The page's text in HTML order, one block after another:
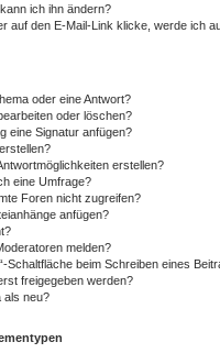
ich ihn ändern?
auf den E-Mail-Link klicke, werde ich
oder eine Antwort?
oder löschen?
eine Signatur anfügen?
erstellen?
eine Umfrage?
Foren nicht zugreifen?
anfügen?
melden?
Schaltfläche beim Schreiben eines
freigegeben werden?
als neu?